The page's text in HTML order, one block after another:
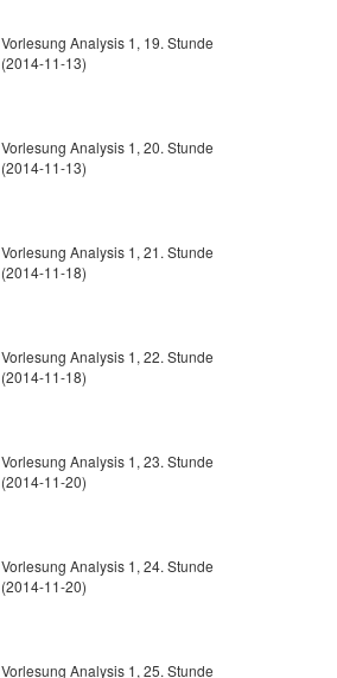
Vorlesung Analysis 1, 19. Stunde
(2014-11-13)
Vorlesung Analysis 1, 20. Stunde
(2014-11-13)
Vorlesung Analysis 1, 21. Stunde
(2014-11-18)
Vorlesung Analysis 1, 22. Stunde
(2014-11-18)
Vorlesung Analysis 1, 23. Stunde
(2014-11-20)
Vorlesung Analysis 1, 24. Stunde
(2014-11-20)
Vorlesung Analysis 1, 25. Stunde